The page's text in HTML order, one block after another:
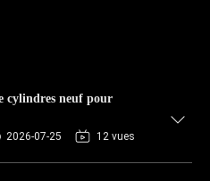
cylindres neuf pour
2026-07-25 12 vues